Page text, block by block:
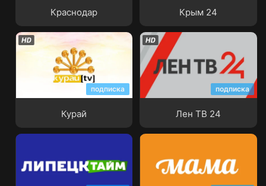
Краснодар Крым 24
подписка
Курай
подписка
Лен ТВ 24
Лен ТВ 24